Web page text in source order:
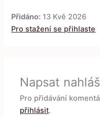
Přidáno: 13 Kvě 2026
Pro stažení se přihlaste
Napsat
Pro přidávání
přihlásit.